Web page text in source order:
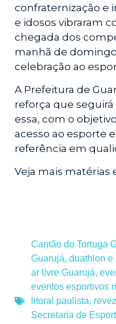
confraternização e
e idosos vibraram
chegada dos
manhã de
celebração ao
A Prefeitura de
reforça que
essa, com o
acesso ao esporte
referência em
Veja mais matérias
Cantão do Tortuga
Guarujá, duathlon e
ar livre Guarujá,
eventos esportivos
litoral paulista,
Secretaria de